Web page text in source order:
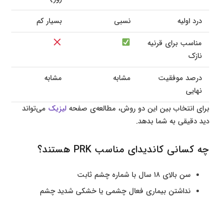
درد اولیه
نسبی
بسیار کم
مناسب برای قرنیه
نازک
درصد موفقیت
نهایی
مشابه مشابه
برای انتخاب بین این دو روش، مطالعه‌ی صفحهلیزیک می‌تواند
دید دقیقی به شما بدهد.
چه کسانی کاندیدای مناسب PRK هستند؟
سن بالای ۱۸ سال با شماره چشم ثابت
نداشتن بیماری فعال چشمی یا خشکی شدید چشم